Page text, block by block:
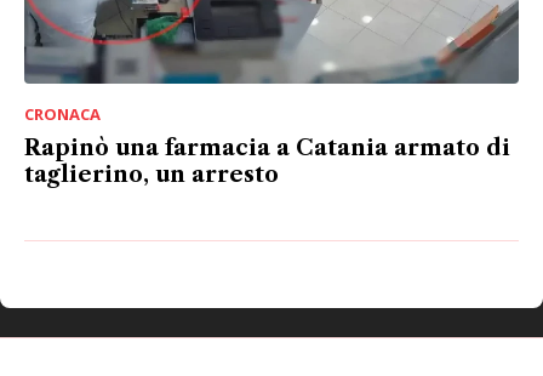
CRONACA
Rapinò una farmacia a Catania armato di
taglierino, un arresto